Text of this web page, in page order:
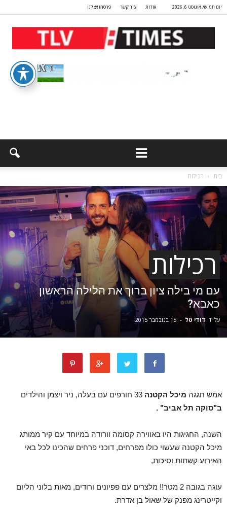
יום חמישי, אוגוסט 6, 2026 אודות צור קשר פרסמו אצלנו
בית רכילות
רכילות
עם מי בילה ציון ברוך את הלילה הראשון
כאבא?
על ידי דודי טל - 15 בנובמבר 2015
אמש חגגה מיכל הקטנה
ב"סוקה תל אביב" .
השנה, החגיגות היו באווירה קסומה וורודה במיוחד עם קיר ממותג
מיכל הקטנה שעשוי כולו מפרחים, דוכני פרחים שהכינו לכל באי
האירוע קשתות וסיכות,
עוגה בגובה 2 מטר!! מלצרים עם פפיונים ורודים, מאות בלוני הליום
וקייטרינג מפנק של שאול בן אדרת.